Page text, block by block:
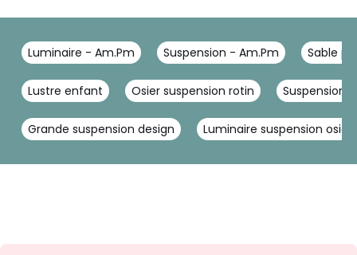
Luminaire - Am.Pm Suspension - Am.Pm Sable
Lustre enfant Osier suspension rotin Suspension
Grande suspension design Luminaire suspension osier